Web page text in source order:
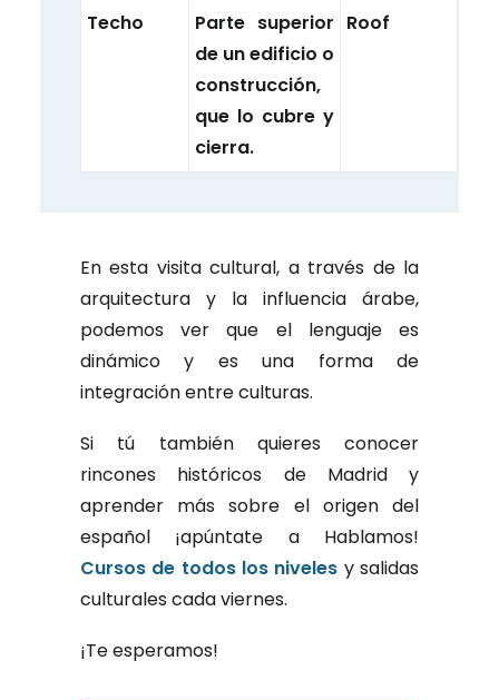
Techo
Parte superior
de un edificio o
construcción,
que lo cubre y
cierra.
Roof
En esta visita cultural, a través de la
arquitectura y la influencia árabe,
podemos ver que el lenguaje es
dinámico y es una forma de
integración entre culturas.
Si tú también quieres conocer
rincones históricos de Madrid y
aprender más sobre el origen del
español ¡apúntate a Hablamos!
Cursos de todos los niveles y salidas
culturales cada viernes.
¡Te esperamos!